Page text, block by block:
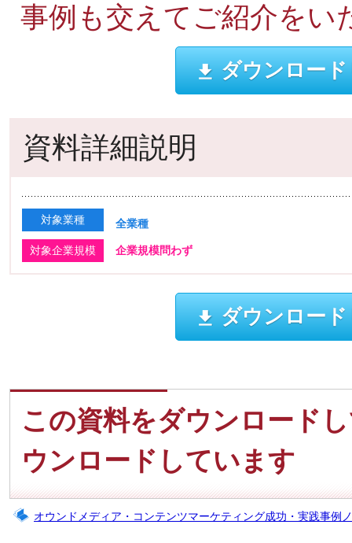
事例も交えてご紹介をい
ダウンロー
資料詳細説明
対象業種 全業種
対象企業規模 企業規模問わず
ダウンロー
この資料をダウンロード
ウンロードしています
オウンドメディア・コンテンツマーケティング成功・実践事例